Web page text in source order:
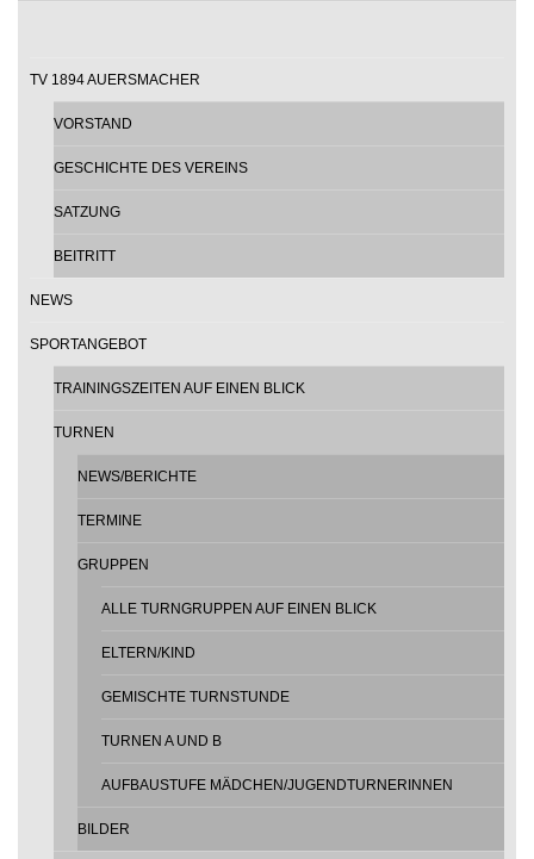
TV 1894 AUERSMACHER
VORSTAND
GESCHICHTE DES VEREINS
SATZUNG
BEITRITT
NEWS
SPORTANGEBOT
TRAININGSZEITEN AUF EINEN BLICK
TURNEN
NEWS/BERICHTE
TERMINE
GRUPPEN
ALLE TURNGRUPPEN AUF EINEN BLICK
ELTERN/KIND
GEMISCHTE TURNSTUNDE
TURNEN A UND B
AUFBAUSTUFE MÄDCHEN/JUGENDTURNERINNEN
BILDER